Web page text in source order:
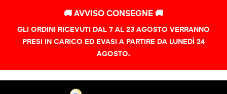
🚚 AVVISO CONSEGNE 🚚
GLI ORDINI RICEVUTI DAL 7 AL 23 AGOSTO VERRANNO
PRESI IN CARICO ED EVASI A PARTIRE DA LUNEDÌ 24
AGOSTO.